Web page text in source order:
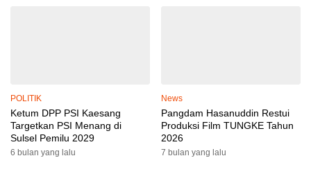
POLITIK
Ketum DPP PSI Kaesang
Targetkan PSI Menang di
Sulsel Pemilu 2029
6 bulan yang lalu
News
Pangdam Hasanuddin Restui
Produksi Film TUNGKE Tahun
2026
7 bulan yang lalu